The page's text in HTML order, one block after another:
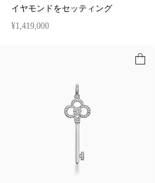
イヤモンドをセッティング
¥1,419,000